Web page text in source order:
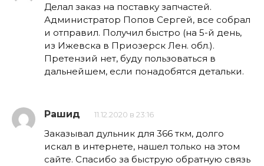
Делал заказ на поставку запчастей.
Администратор Попов Сергей, все собрал
и отправил. Получил быстро (на 5-й день,
из Ижевска в Приозерск Лен. обл.).
Претензий нет, буду пользоваться в
дальнейшем, если понадобятся детальки.
Рашид 11.12.2020 в 23:16
Заказывал дульник для 366 ткм, долго
искал в интернете, нашел только на этом
сайте. Спасибо за быструю обратную связь